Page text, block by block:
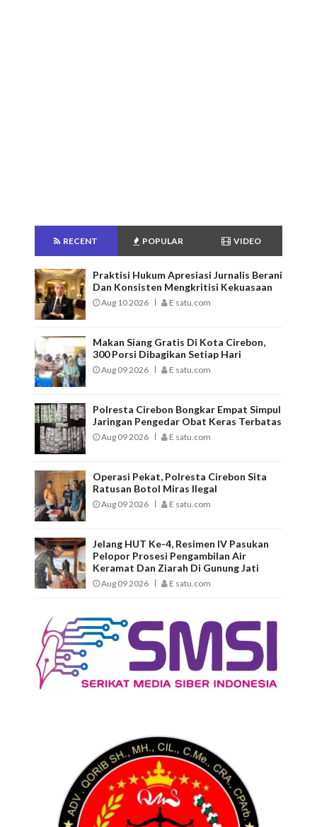
RECENT POPULAR VIDEO
Praktisi Hukum Apresiasi Jurnalis Berani
Dan Konsisten Mengkritisi Kekuasaan
Aug 10 2026 E satu.com
Makan Siang Gratis Di Kota Cirebon,
300 Porsi Dibagikan Setiap Hari
Aug 09 2026 E satu.com
Polresta Cirebon Bongkar Empat Simpul
Jaringan Pengedar Obat Keras Terbatas
Aug 09 2026 E satu.com
Operasi Pekat, Polresta Cirebon Sita
Ratusan Botol Miras Ilegal
Aug 09 2026 E satu.com
Jelang HUT Ke-4, Resimen IV Pasukan
Pelopor Prosesi Pengambilan Air
Keramat Dan Ziarah Di Gunung Jati
Aug 09 2026 E satu.com